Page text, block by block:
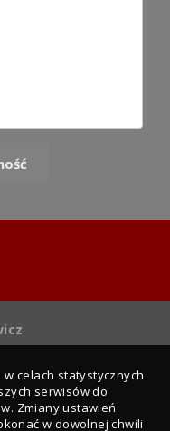
celach statystycznych
serwisów do
Zmiany ustawień
w dowolnej chwili